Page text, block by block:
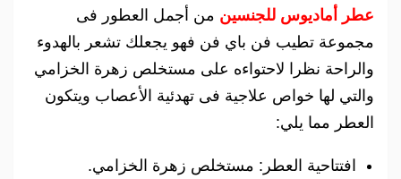
عطر أماديوس للجنسين من أجمل العطور فى
مجموعة تطيب فن باي فن فهو يجعلك تشعر بالهدوء
والراحة نظرا لاحتواءه على مستخلص زهرة الخزامي
والتي لها خواص علاجية فى تهدئية الأعصاب ويتكون
العطر مما يلي:
افتتاحية العطر: مستخلص زهرة الخزامي.